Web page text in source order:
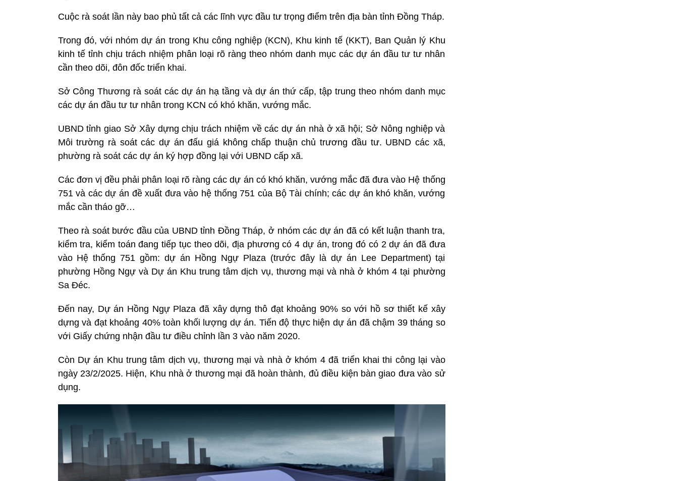
Cuộc rà soát lần này bao phủ tất cả các lĩnh vực đầu tư trọng điểm trên địa bàn tỉnh Đồng Tháp.
Trong đó, với nhóm dự án trong Khu công nghiệp (KCN), Khu kinh tế (KKT), Ban Quản lý Khu
kinh tế tỉnh chịu trách nhiệm phân loại rõ ràng theo nhóm danh mục các dự án đầu tư tư nhân
cần theo dõi, đôn đốc triển khai.
Sở Công Thương rà soát các dự án hạ tầng và dự án thứ cấp, tập trung theo nhóm danh mục
các dự án đầu tư tư nhân trong KCN có khó khăn, vướng mắc.
UBND tỉnh giao Sở Xây dựng chịu trách nhiệm về các dự án nhà ở xã hội; Sở Nông nghiệp và
Môi trường rà soát các dự án đấu giá không chấp thuận chủ trương đầu tư. UBND các xã,
phường rà soát các dự án ký hợp đồng lại với UBND cấp xã.
Các đơn vị đều phải phân loại rõ ràng các dự án có khó khăn, vướng mắc đã đưa vào Hệ thống
751 và các dự án đề xuất đưa vào hệ thống 751 của Bộ Tài chính; các dự án khó khăn, vướng
mắc cần tháo gỡ…
Theo rà soát bước đầu của UBND tỉnh Đồng Tháp, ở nhóm các dự án đã có kết luận thanh tra,
kiểm tra, kiểm toán đang tiếp tục theo dõi, địa phương có 4 dự án, trong đó có 2 dự án đã đưa
vào Hệ thống 751 gồm: dự án Hồng Ngự Plaza (trước đây là dự án Lee Department) tại
phường Hồng Ngự và Dự án Khu trung tâm dịch vụ, thương mại và nhà ở khóm 4 tại phường
Sa Đéc.
Đến nay, Dự án Hồng Ngự Plaza đã xây dựng thô đạt khoảng 90% so với hồ sơ thiết kế xây
dựng và đạt khoảng 40% toàn khối lượng dự án. Tiến độ thực hiện dự án đã chậm 39 tháng so
với Giấy chứng nhận đầu tư điều chỉnh lần 3 vào năm 2020.
Còn Dự án Khu trung tâm dịch vụ, thương mại và nhà ở khóm 4 đã triển khai thi công lại vào
ngày 23/2/2025. Hiện, Khu nhà ở thương mại đã hoàn thành, đủ điều kiện bàn giao đưa vào sử
dụng.